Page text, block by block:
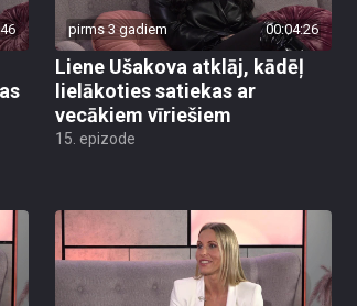
pirms 3 gadiem 00:04:26
Liene Ušakova atklāj, kādēļ
lielākoties satiekas ar
vecākiem vīriešiem
15. epizode